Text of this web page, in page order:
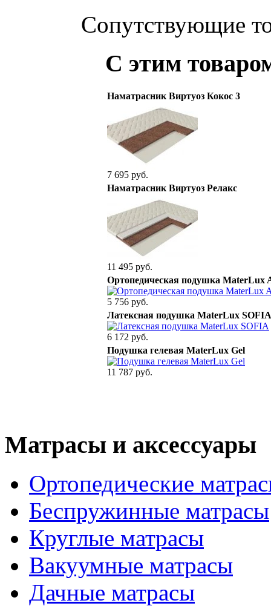
Сопутствующие
С этим
Наматрасник Виртуоз Кокос 3
7 695 руб.
Наматрасник Виртуоз Релакс
11 495 руб.
Ортопедическая подушка MaterLux
5 756 руб.
Латексная подушка MaterLux SOFIA
6 172 руб.
Подушка гелевая MaterLux Gel
11 787 руб.
Матрасы и аксессуары
Ортопедические
Беспружинные матрасы
Круглые матрасы
Вакуумные матрасы
Дачные матрасы